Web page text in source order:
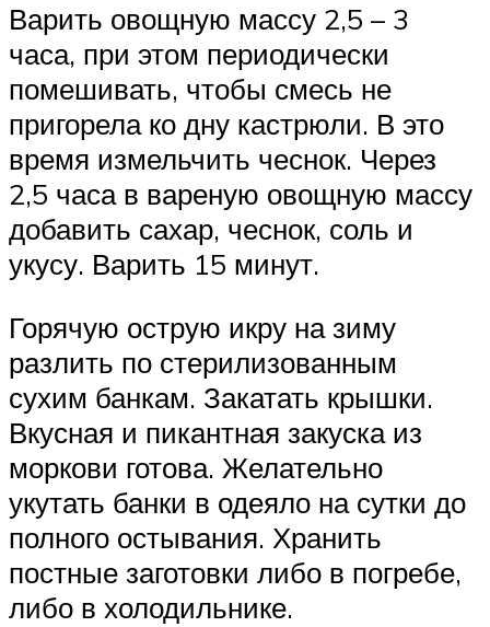
Варить овощную массу 2,5 – 3
часа, при этом периодически
помешивать, чтобы смесь не
пригорела ко дну кастрюли. В это
время измельчить чеснок. Через
2,5 часа в вареную овощную массу
добавить сахар, чеснок, соль и
укусу. Варить 15 минут.
Горячую острую икру на зиму
разлить по стерилизованным
сухим банкам. Закатать крышки.
Вкусная и пикантная закуска из
моркови готова. Желательно
укутать банки в одеяло на сутки до
полного остывания. Хранить
постные заготовки либо в погребе,
либо в холодильнике.